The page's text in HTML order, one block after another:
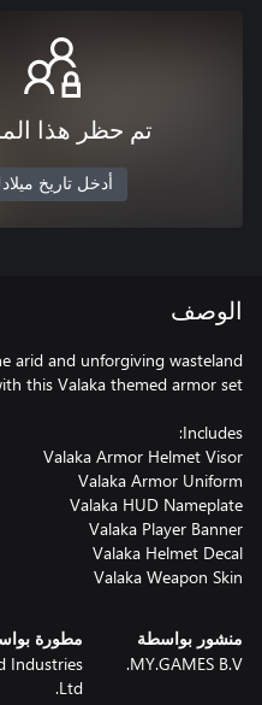
تم حظر هذا
أدخل تاريخ
الوصف
arid and unforgiving wasteland
Valaka Weapon Skin
منشور بواسطة
MY.GAMES B.V.
مطورة
Industries
Ltd.